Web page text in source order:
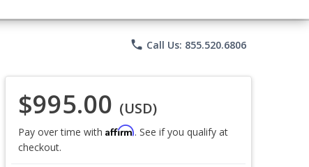
phone Call Us: 855.520.6806
$995.00 (USD)
Pay over time with Affirm. See if you qualify at
checkout.